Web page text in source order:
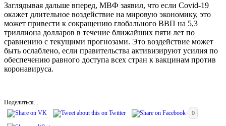
Заглядывая дальше вперед, МВФ заявил, что если Covid-19
окажет длительное воздействие на мировую экономику, это
может привести к сокращению глобального ВВП на 5,3
триллиона долларов в течение ближайших пяти лет по
сравнению с текущими прогнозами. Это воздействие может
быть ослаблено, если правительства активизируют усилия по
обеспечению равного доступа всех стран к вакцинам против
коронавируса.
Поделиться...
0